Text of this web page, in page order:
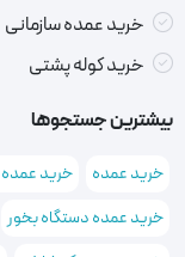
خرید عمده سازمانی
خرید کوله پشتی
بیشترین جستجوها
خرید عمده خرید عمده
خرید عمده دستگاه بخور